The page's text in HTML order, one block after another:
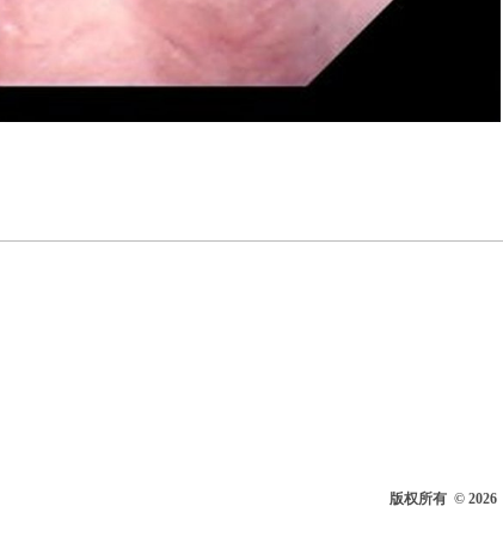
版权所有 © 2026